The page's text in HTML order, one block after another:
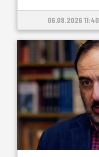
06.08.2026 11:40